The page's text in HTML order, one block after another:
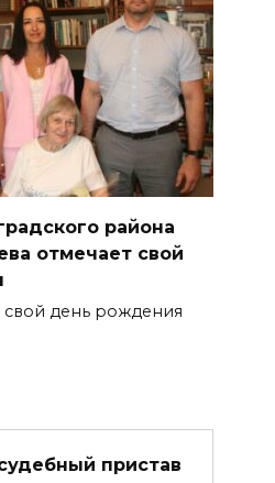
района
отмечает свой
свой день рождения
пристав